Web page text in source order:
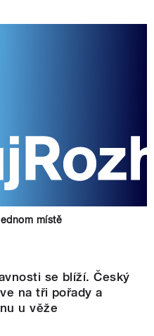
místě
se blíží. Český
na tři pořady a
u věže